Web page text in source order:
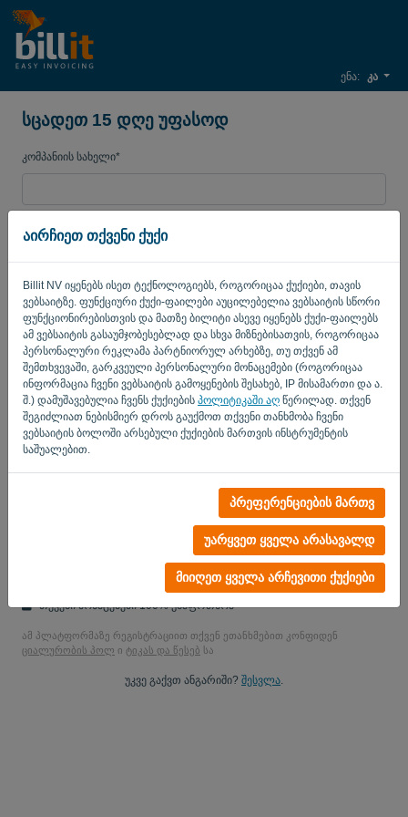
აირჩიეთ თქვენი ქუქი
Billit NV იყენებს ისეთ ტექნოლოგიებს, როგორიცაა ქუქიები, თავის
ვებსაიტზე. ფუნქციური ქუქი-ფაილები აუცილებელია ვებსაიტის სწორი
ფუნქციონირებისთვის და მათზე ბილიტი ასევე იყენებს ქუქი-ფაილებს
ამ ვებსაიტის გასაუმჯობესებლად და სხვა მიზნებისათვის, როგორიცაა
პერსონალური რეკლამა პარტნიორულ არხებზე, თუ თქვენ ამ
შემთხვევაში, გარკვეული პერსონალური მონაცემები (როგორიცაა
ინფორმაცია ჩვენი ვებსაიტის გამოყენების შესახებ, IP მისამართი და ა.
შ.) დამუშავებულია ჩვენს ქუქიების პოლიტიკაში აღ წერილად. თქვენ
შეგიძლიათ ნებისმიერ დროს გაუქმოთ თქვენი თანხმობა ჩვენი
ვებსაიტის ბოლოში არსებული ქუქიების მართვის ინსტრუმენტის
საშუალებით.
პრეფერენციების მართვ
უარყვეთ ყველა არასავალდ
მიიღეთ ყველა არჩევითი ქუქიები
ენა: კა
სცადეთ 15 დღე უფასოდ
კომპანიის სახელი*
პაროლი
ქვეყანა
დიახ, შეგეძლებათ შეისწავლოთ ჩემი პროდუქციის
შეტყობინებები..
დიახ, შეგიძლიათ გამიგზავნოთ მარკეტინგული განახლებ.
დაიწყეთ უფასო საცდელი
სტრიქციები არ მიმაგრებულია! 100% ვალდებულებისგან
თქვენი მონაცემები 100% უსაფრთხოა
ამ პლატფორმაზე რეგისტრაციით თქვენ ეთანხმებით კონფიდენ
ციალურობის პოლ ი ტიკას და წესებ სა
უკვე გაქვთ ანგარიში? შესვლა.